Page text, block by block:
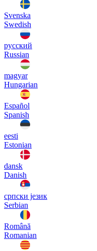
Svenska
Swedish
русский
Russian
magyar
Hungarian
Español
Spanish
eesti
Estonian
dansk
Danish
српски језик
Serbian
Română
Romanian